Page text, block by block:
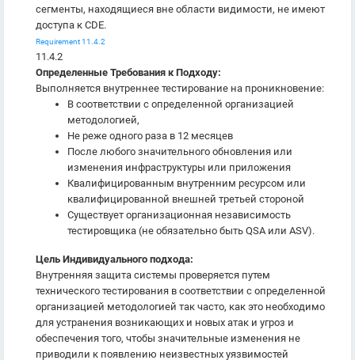
сегменты, находящиеся вне области видимости, не имеют
доступа к CDE.
Requirement 11.4.2
11.4.2
Определенные Требования к Подходу:
Выполняется внутреннее тестирование на проникновение:
В соответствии с определенной организацией
методологией,
Не реже одного раза в 12 месяцев
После любого значительного обновления или
изменения инфраструктуры или приложения
Квалифицированным внутренним ресурсом или
квалифицированной внешней третьей стороной
Существует организационная независимость
тестировщика (не обязательно быть QSA или ASV).
Цель Индивидуального подхода:
Внутренняя защита системы проверяется путем
технического тестирования в соответствии с определенной
организацией методологией так часто, как это необходимо
для устранения возникающих и новых атак и угроз и
обеспечения того, чтобы значительные изменения не
приводили к появлению неизвестных уязвимостей